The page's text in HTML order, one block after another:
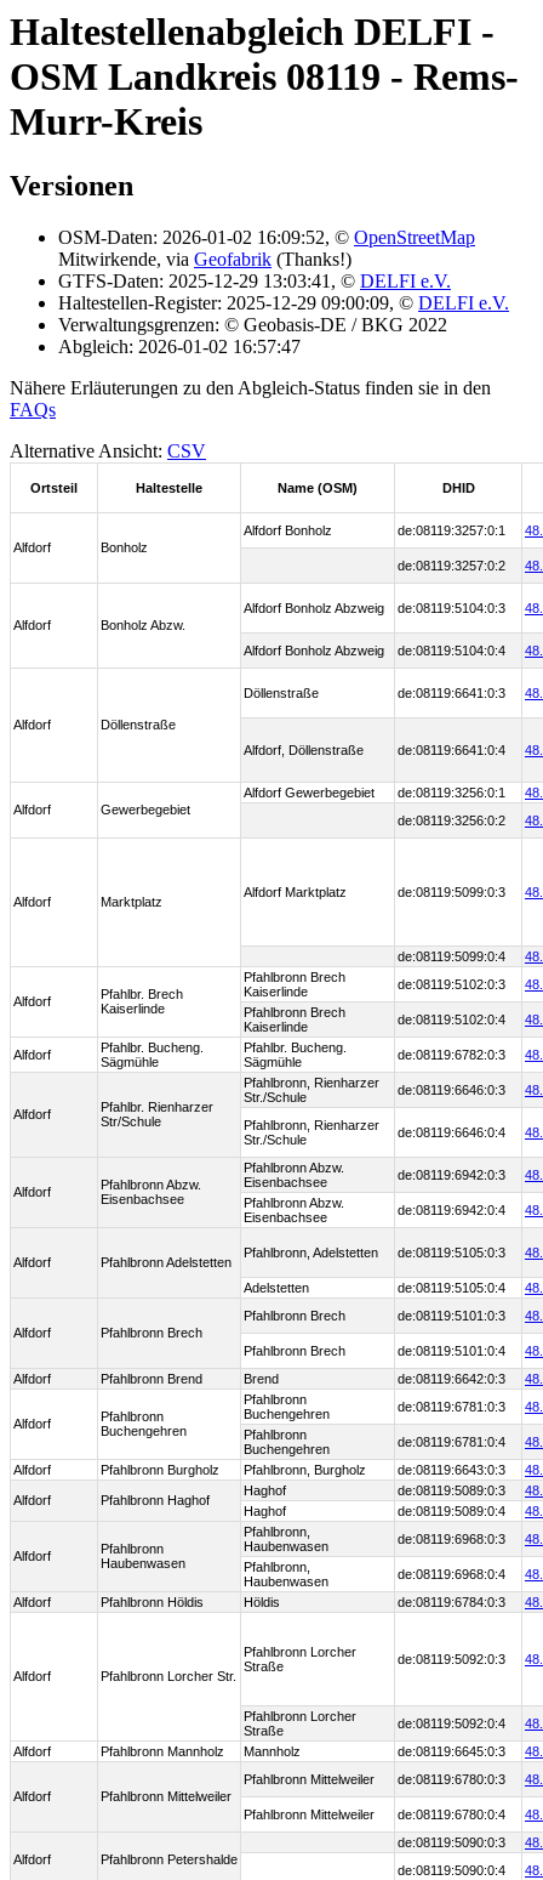
Haltestellenabgleich DELFI -
OSM Landkreis 08119 - Rems-
Murr-Kreis
Versionen
OSM-Daten: 2026-01-02 16:09:52, © OpenStreetMap
Mitwirkende, via Geofabrik (Thanks!)
GTFS-Daten: 2025-12-29 13:03:41, © DELFI e.V.
Haltestellen-Register: 2025-12-29 09:00:09, © DELFI e.V.
Verwaltungsgrenzen: © Geobasis-DE / BKG 2022
Abgleich: 2026-01-02 16:57:47
Nähere Erläuterungen zu den Abgleich-Status finden sie in den
FAQs
Alternative Ansicht: CSV
Ortsteil Haltestelle Name (OSM) DHID
Alfdorf Bonholz
Alfdorf Bonholz de:08119:3257:0:1
de:08119:3257:0:2
Alfdorf Bonholz Abzw.
Alfdorf Bonholz Abzweig de:08119:5104:0:3
Alfdorf Bonholz Abzweig de:08119:5104:0:4
Alfdorf Döllenstraße
Döllenstraße de:08119:6641:0:3
Alfdorf, Döllenstraße de:08119:6641:0:4
Alfdorf Gewerbegebiet
Alfdorf Gewerbegebiet de:08119:3256:0:1
de:08119:3256:0:2
Alfdorf Marktplatz
Alfdorf Marktplatz de:08119:5099:0:3
de:08119:5099:0:4
Alfdorf
Pfahlbr. Brech
Kaiserlinde
Pfahlbronn Brech
Kaiserlinde
de:08119:5102:0:3
Pfahlbronn Brech
Kaiserlinde
de:08119:5102:0:4
Alfdorf
Pfahlbr. Bucheng.
Sägmühle
Pfahlbr. Bucheng.
Sägmühle
de:08119:6782:0:3
Alfdorf
Pfahlbr. Rienharzer
Str/Schule
Pfahlbronn, Rienharzer
Str./Schule
de:08119:6646:0:3
Pfahlbronn, Rienharzer
Str./Schule
de:08119:6646:0:4
Alfdorf
Pfahlbronn Abzw.
Eisenbachsee
Pfahlbronn Abzw.
Eisenbachsee
de:08119:6942:0:3
Pfahlbronn Abzw.
Eisenbachsee
de:08119:6942:0:4
Alfdorf Pfahlbronn Adelstetten
Pfahlbronn, Adelstetten de:08119:5105:0:3
Adelstetten de:08119:5105:0:4
Alfdorf Pfahlbronn Brech
Pfahlbronn Brech de:08119:5101:0:3
Pfahlbronn Brech de:08119:5101:0:4
Alfdorf
Pfahlbronn Brend Brend de:08119:6642:0:3
Alfdorf
Pfahlbronn
Buchengehren
Pfahlbronn
Buchengehren
de:08119:6781:0:3
Pfahlbronn
Buchengehren
de:08119:6781:0:4
Alfdorf
Pfahlbronn Burgholz Pfahlbronn, Burgholz de:08119:6643:0:3
Alfdorf Pfahlbronn Haghof
Haghof de:08119:5089:0:3
Haghof
de:08119:5089:0:4
Alfdorf
Pfahlbronn
Haubenwasen
Pfahlbronn,
Haubenwasen
de:08119:6968:0:3
Pfahlbronn,
Haubenwasen
de:08119:6968:0:4
Alfdorf
Pfahlbronn Höldis Höldis de:08119:6784:0:3
Alfdorf Pfahlbronn Lorcher Str.
Pfahlbronn Lorcher
Straße
de:08119:5092:0:3
Pfahlbronn Lorcher
Straße
de:08119:5092:0:4
Alfdorf
Pfahlbronn Mannholz Mannholz de:08119:6645:0:3
Alfdorf Pfahlbronn Mittelweiler
Pfahlbronn Mittelweiler de:08119:6780:0:3
Pfahlbronn Mittelweiler de:08119:6780:0:4
Alfdorf Pfahlbronn Petershalde
de:08119:5090:0:3
de:08119:5090:0:4